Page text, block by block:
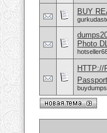
BUY
Photo
HTTP://